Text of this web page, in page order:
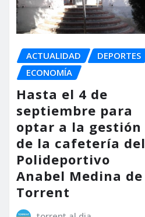
ACTUALIDAD
DEPORTES
ECONOMÍA
Hasta el 4 de
septiembre para
optar a la gestión
de la cafetería del
Polideportivo
Anabel Medina de
Torrent